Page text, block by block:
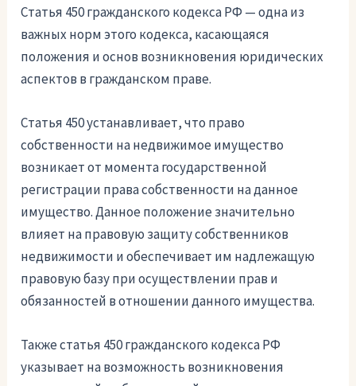
Статья 450 гражданского кодекса РФ — одна из
важных норм этого кодекса, касающаяся
положения и основ возникновения юридических
аспектов в гражданском праве.
Статья 450 устанавливает, что право
собственности на недвижимое имущество
возникает от момента государственной
регистрации права собственности на данное
имущество. Данное положение значительно
влияет на правовую защиту собственников
недвижимости и обеспечивает им надлежащую
правовую базу при осуществлении прав и
обязанностей в отношении данного имущества.
Также статья 450 гражданского кодекса РФ
указывает на возможность возникновения